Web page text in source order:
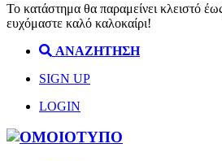
Το κατάστημα θα παραμείνει κλειστό
ευχόμαστε καλό καλοκαίρι!
ΑΝΑΖΗΤΗΣΗ
SIGN UP
LOGIN